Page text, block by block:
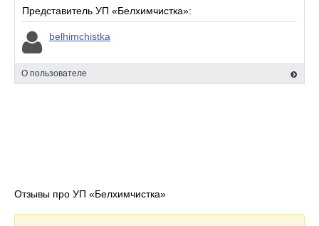
Представитель УП «Белхимчистка»:
belhimchistka
О пользователе
Отзывы про УП «Белхимчистка»